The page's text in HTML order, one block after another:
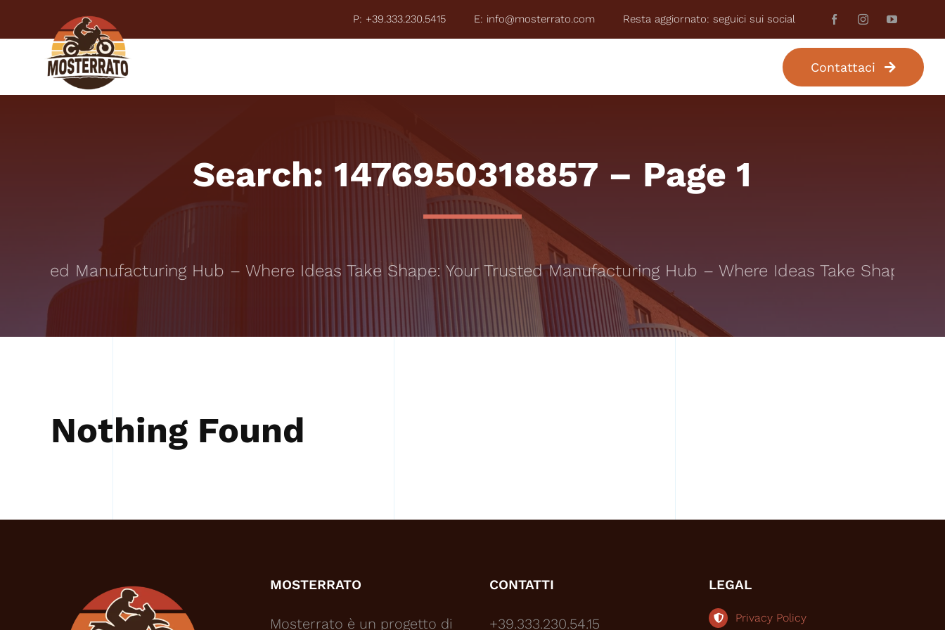
content
P: +39.333.230.5415 E: info@mosterrato.com Resta aggiornato: seguici sui social
Contattaci
Search: 1476950318857 – Page 1
Manufacturing Hub – Where Ideas Take Shape: Your Trusted Manufacturing Hub – Where Ideas Take Shape:
Nothing Found
MOSTERRATO
Mosterrato è un progetto di
CONTATTI
+39.333.230.54.15
LEGAL
Privacy Policy